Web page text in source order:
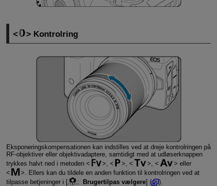
Kontrolring
Eksponeringskompensationen kan indstilles ved at dreje kontrolringen på
RF-objektiver eller objektivadaptere, samtidigt med at udløserknappen
trykkes halvt ned i metoden
, , ,
eller
. Ellers kan du tildele en anden funktion til kontrolringen ved at
tilpasse betjeninger i [
: Brugertilpas vælgere] ( ).